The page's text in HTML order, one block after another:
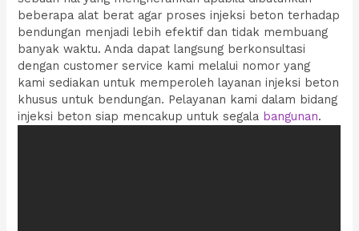
beberapa alat berat agar proses injeksi beton terhadap
bendungan menjadi lebih efektif dan tidak membuang
banyak waktu. Anda dapat langsung berkonsultasi
dengan customer service kami melalui nomor yang
kami sediakan untuk memperoleh layanan injeksi beton
khusus untuk bendungan. Pelayanan kami dalam bidang
injeksi beton siap mencakup untuk segala bangunan.